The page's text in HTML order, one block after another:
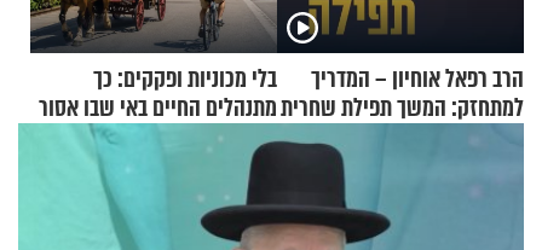
הרב רפאל אוחיון – המדריך
למתחזק: המשך תפילת שחרית
מאשרי ועד עלינו
בלי מכוניות ופקקים: כך
מתנהלים החיים באי שבו אסור
לנהוג כבר יותר מ-120 שנה